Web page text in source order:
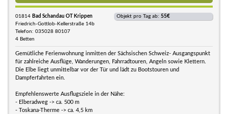
01814 Bad Schandau OT Krippen
Friedrich-Gottlob-Kellerstraße 14b
Telefon: 035028 80107
4 Betten
Objekt pro Tag ab: 55€
Gemütliche Ferienwohnung inmitten der Sächsischen Schweiz- Ausgangspunkt
für zahlreiche Ausflüge, Wanderungen, Fahrradtouren, Angeln sowie Klettern.
Die Elbe liegt unmittelbar vor der Tür und lädt zu Bootstouren und
Dampferfahrten ein.
Empfehlenswerte Ausflugsziele in der Nähe:
- Elberadweg -> ca. 500 m
- Toskana-Therme -> ca. 4,5 km